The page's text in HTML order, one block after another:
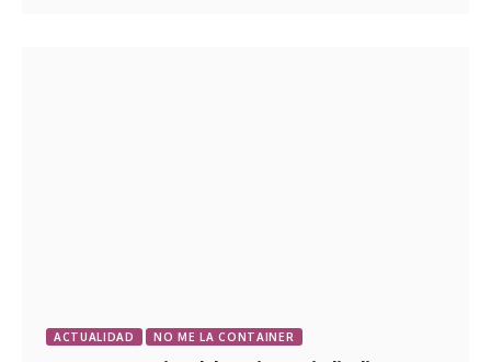
ACTUALIDAD NO ME LA CONTAINER